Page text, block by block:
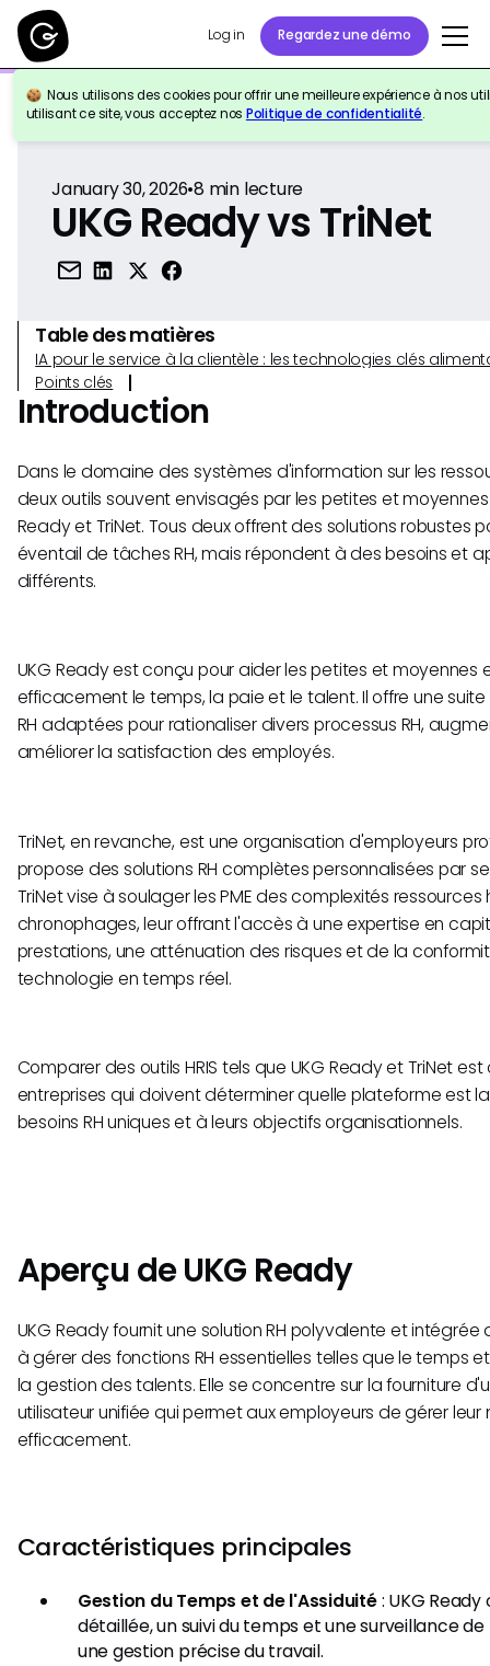
Log in Regardez une démo
Nous utilisons des cookies pour offrir une meilleure expérience à nos
utilisant ce site, vous acceptez nos Politique de confidentialité.
Retour à la référence
January 30, 2026•8min lecture
UKG Ready vs TriNet
Table des matières
IA pour le service à la clientèle : les technologies clés
Points clés
Introduction
Dans le domaine des systèmes d'information sur les
deux outils souvent envisagés par les petites et
Ready et TriNet. Tous deux offrent des solutions robustes
éventail de tâches RH, mais répondent à des besoins et
différents.
UKG Ready est conçu pour aider les petites et moyennes
efficacement le temps, la paie et le talent. Il offre une
RH adaptées pour rationaliser divers processus RH,
améliorer la satisfaction des employés.
TriNet, en revanche, est une organisation d'employeurs
propose des solutions RH complètes personnalisées par
TriNet vise à soulager les PME des complexités ressources
chronophages, leur offrant l'accès à une expertise en
prestations, une atténuation des risques et de la
technologie en temps réel.
Comparer des outils HRIS tels que UKG Ready et TriNet
entreprises qui doivent déterminer quelle plateforme est
besoins RH uniques et à leurs objectifs organisationnels.
Aperçu de UKG Ready
UKG Ready fournit une solution RH polyvalente et intégrée
à gérer des fonctions RH essentielles telles que le temps
la gestion des talents. Elle se concentre sur la fourniture
utilisateur unifiée qui permet aux employeurs de gérer
efficacement.
Caractéristiques principales
Gestion du Temps et de l'Assiduité: UKG
détaillée, un suivi du temps et une surveillance
une gestion précise du travail.